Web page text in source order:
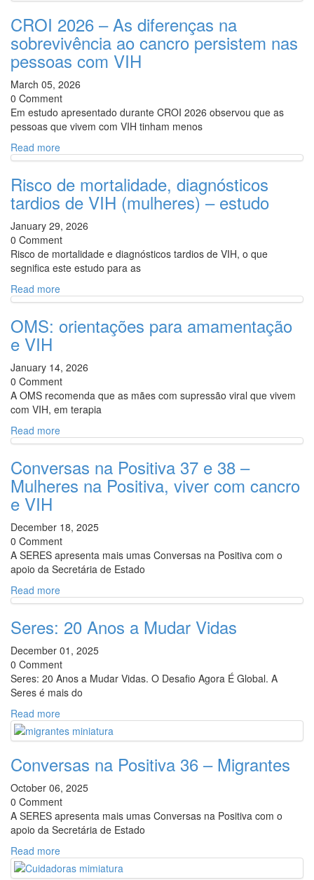
CROI 2026 – As diferenças na
sobrevivência ao cancro persistem nas
pessoas com VIH
March 05, 2026
0 Comment
Em estudo apresentado durante CROI 2026 observou que as
pessoas que vivem com VIH tinham menos
Read more
Risco de mortalidade, diagnósticos
tardios de VIH (mulheres) – estudo
January 29, 2026
0 Comment
Risco de mortalidade e diagnósticos tardios de VIH, o que
segnifica este estudo para as
Read more
OMS: orientações para amamentação
e VIH
January 14, 2026
0 Comment
A OMS recomenda que as mães com supressão viral que vivem
com VIH, em terapia
Read more
Conversas na Positiva 37 e 38 –
Mulheres na Positiva, viver com cancro
e VIH
December 18, 2025
0 Comment
A SERES apresenta mais umas Conversas na Positiva com o
apoio da Secretária de Estado
Read more
Seres: 20 Anos a Mudar Vidas
December 01, 2025
0 Comment
Seres: 20 Anos a Mudar Vidas. O Desafio Agora É Global. A
Seres é mais do
Read more
Conversas na Positiva 36 – Migrantes
October 06, 2025
0 Comment
A SERES apresenta mais umas Conversas na Positiva com o
apoio da Secretária de Estado
Read more